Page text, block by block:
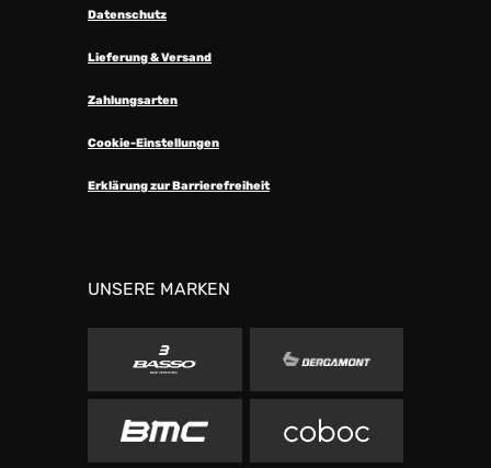
Datenschutz
Lieferung & Versand
Zahlungsarten
Cookie-Einstellungen
Erklärung zur Barrierefreiheit
UNSERE MARKEN